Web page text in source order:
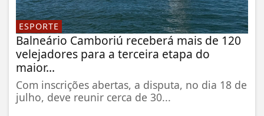
ESPORTE
Balneário Camboriú receberá mais de 120
velejadores para a terceira etapa do
maior...
Com inscrições abertas, a disputa, no dia 18 de
julho, deve reunir cerca de 30...